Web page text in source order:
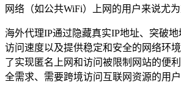
网络（如公共WiFi）上网的用户来说尤
海外代理IP通过隐藏真实IP地址、突破
访问速度以及提供稳定和安全的网络环
了实现匿名上网和访问被限制网站的便
全需求、需要跨境访问互联网资源的用